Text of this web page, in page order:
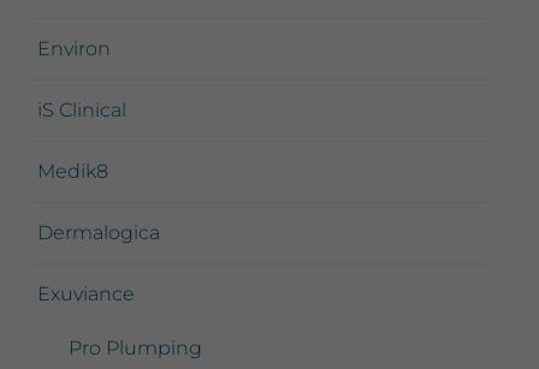
Environ
iS Clinical
Medik8
Dermalogica
Exuviance
Pro Plumping